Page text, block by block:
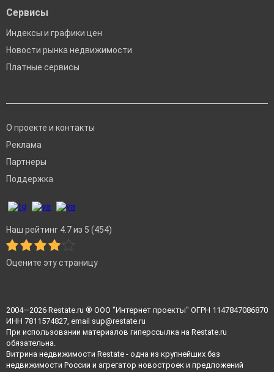
Сервисы
Индексы и графики цен
Новости рынка недвижимости
Платные сервисы
О проекте и контакты
Реклама
Партнеры
Поддержка
Наш рейтинг 4.7 из 5 (454)
Оцените эту страницу
2004—2026 Restate.ru ® ООО "Интернет проекты" ОГРН 1147847086870
ИНН 7811574827, email sup@restate.ru
При использовании материалов гиперссылка на Restate.ru
обязательна.
Витрина недвижимости Restate - одна из крупнейших баз
недвижимости России и агрегатор новостроек и предложений